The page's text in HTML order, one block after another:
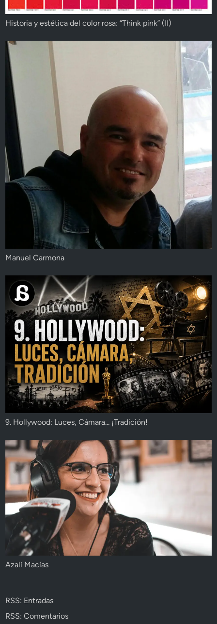
Historia y estética del color rosa: “Think pink” (II)
Manuel Carmona
9. Hollywood: Luces, Cámara... ¡Tradición!
Azalí Macías
RSS: Entradas
RSS: Comentarios